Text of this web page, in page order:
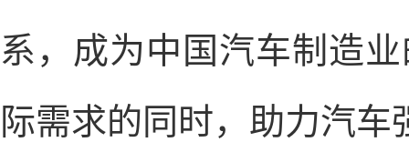
系，成为中国汽车制造
际需求的同时，助力汽车